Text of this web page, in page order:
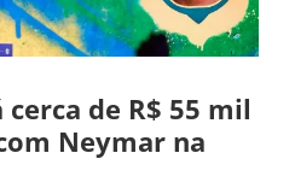
de R$ 55 mil
Neymar na